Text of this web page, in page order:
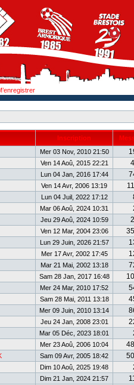
Inscription
Mer 03 Nov, 2010 21:50
Ven 14 Aoû, 2015 22:21
Lun 04 Jan, 2016 17:44
Ven 14 Avr, 2006 13:19
Lun 04 Juil, 2022 17:12
Mar 06 Aoû, 2024 10:31
Jeu 29 Aoû, 2024 10:59
Ven 12 Mar, 2004 23:06
Lun 29 Juin, 2026 21:57
Mer 17 Avr, 2002 17:45
Mar 21 Mai, 2002 13:18
Sam 28 Jan, 2017 16:48
Mer 24 Mar, 2010 17:52
Sam 28 Mai, 2011 13:18
Mer 09 Juin, 2010 13:14
Jeu 24 Jan, 2008 23:01
Mar 05 Déc, 2023 18:01
Mer 23 Aoû, 2006 10:04
Sam 09 Avr, 2005 18:42
Dim 10 Aoû, 2025 19:48
Dim 21 Jan, 2024 21:57